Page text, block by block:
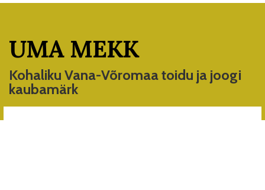
UMA MEKK
Kohaliku Vana-Võromaa toidu ja joogi
kaubamärk